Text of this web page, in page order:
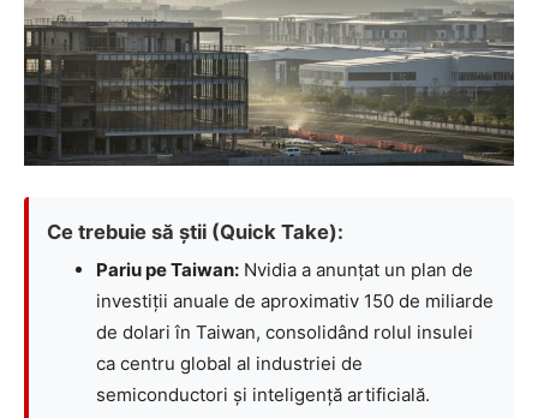
Ce trebuie să știi (Quick Take):
Pariu pe Taiwan: Nvidia a anunțat un plan de
investiții anuale de aproximativ 150 de miliarde
de dolari în Taiwan, consolidând rolul insulei
ca centru global al industriei de
semiconductori și inteligență artificială.